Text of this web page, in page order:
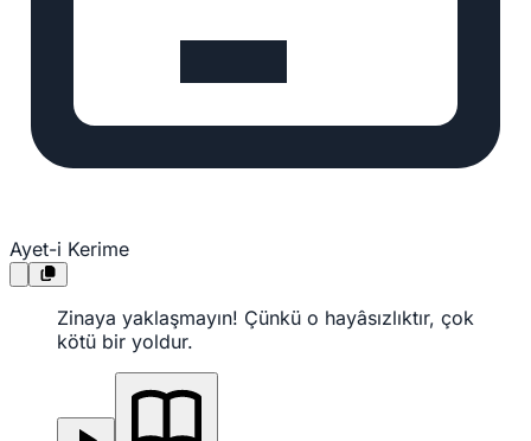
Ayet-i Kerime
Zinaya yaklaşmayın! Çünkü o hayâsızlıktır, çok
kötü bir yoldur.